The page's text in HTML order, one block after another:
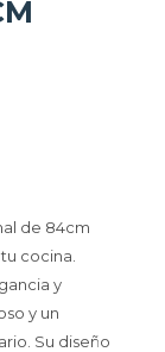
de 84cm
cocina.
y
y un
Su diseño